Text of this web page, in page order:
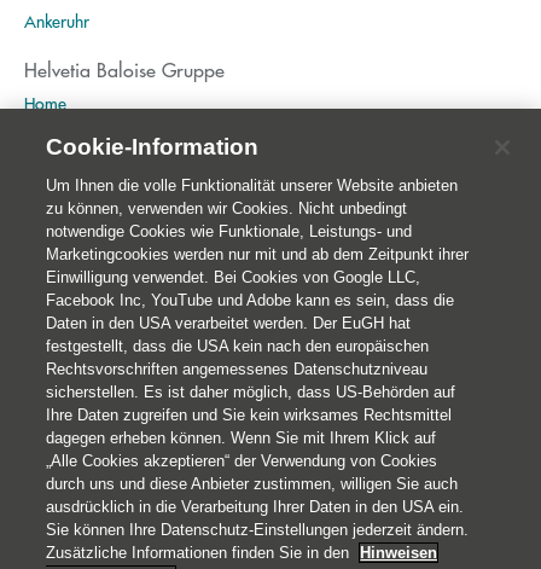
Ankeruhr
Helvetia Baloise Gruppe
Home
Publikationen
Nachhaltigkeit
© 2026 Helvetia Versicherungen AG
Hoher Markt 10-11
1010 Wien
+43 50 222-1000
Impressum
Cookie-Information
Um Ihnen die volle Funktionalität unserer Website anbieten
zu können, verwenden wir Cookies. Nicht unbedingt
notwendige Cookies wie Funktionale, Leistungs- und
Marketingcookies werden nur mit und ab dem Zeitpunkt ihrer
Einwilligung verwendet. Bei Cookies von Google LLC,
Facebook Inc, YouTube und Adobe kann es sein, dass die
Daten in den USA verarbeitet werden. Der EuGH hat
festgestellt, dass die USA kein nach den europäischen
Rechtsvorschriften angemessenes Datenschutzniveau
sicherstellen. Es ist daher möglich, dass US-Behörden auf
Ihre Daten zugreifen und Sie kein wirksames Rechtsmittel
dagegen erheben können. Wenn Sie mit Ihrem Klick auf
„Alle Cookies akzeptieren“ der Verwendung von Cookies
durch uns und diese Anbieter zustimmen, willigen Sie auch
ausdrücklich in die Verarbeitung Ihrer Daten in den USA ein.
Sie können Ihre Datenschutz-Einstellungen jederzeit ändern.
Zusätzliche Informationen finden Sie in den
Hinweisen